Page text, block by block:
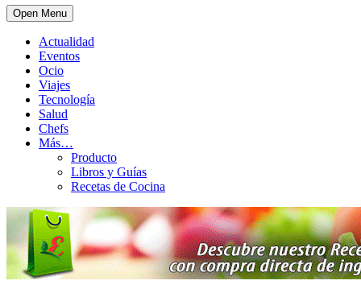
Open Menu
Actualidad
Eventos
Ocio
Viajes
Tecnología
Salud
Chefs
Más…
Producto
Libros y Guías
Recetas de Cocina